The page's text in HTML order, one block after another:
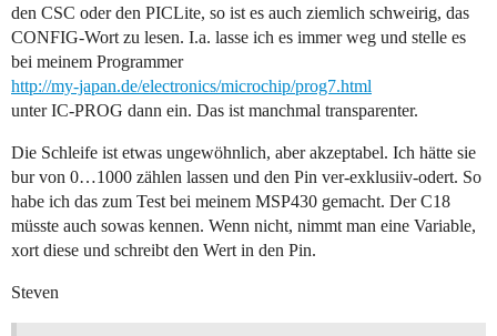
den CSC oder den PICLite, so ist es auch ziemlich schweirig, das
CONFIG-Wort zu lesen. I.a. lasse ich es immer weg und stelle es
bei meinem Programmer
http://my-japan.de/electronics/microchip/prog7.html
unter IC-PROG dann ein. Das ist manchmal transparenter.
Die Schleife ist etwas ungewöhnlich, aber akzeptabel. Ich hätte sie
bur von 0…1000 zählen lassen und den Pin ver-exklusiiv-odert. So
habe ich das zum Test bei meinem MSP430 gemacht. Der C18
müsste auch sowas kennen. Wenn nicht, nimmt man eine Variable,
xort diese und schreibt den Wert in den Pin.
Steven